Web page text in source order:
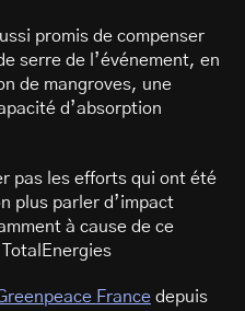
promis de compenser
serre de l’événement, en
de mangroves, une
d’absorption
pas les efforts qui ont été
plus parler d’impact
à cause de ce
France depuis